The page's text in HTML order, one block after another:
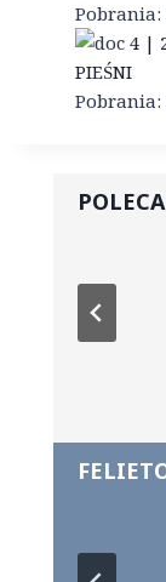
Pobrania:
4 |
PIEŚNI
Pobrania: